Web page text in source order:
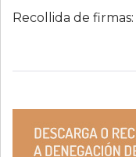
Recollida de firmas: